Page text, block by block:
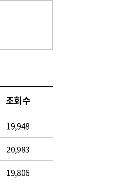
조회수
19,948
20,983
19,806